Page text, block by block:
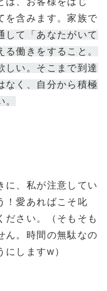
を含みます。家族で
して「あなたがいて
る働きをすること。
しい。そこまで到達
なく、自分から積極
。
に、私が注意してい
！愛あればこそ叱
ださい。（そもそも
ん。時間の無駄なの
しますw）